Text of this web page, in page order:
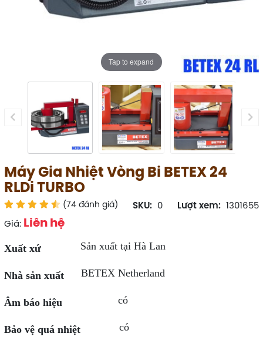
Tap to expand
Máy Gia Nhiệt Vòng Bi BETEX 24
RLDi TURBO
(74 đánh giá) SKU: 0 Lượt xem:
1301655
Giá: Liên hệ
Xuất xứ Sản xuất tại Hà Lan
Nhà sản xuất BETEX Netherland
Âm báo hiệu có
Bảo vệ quá nhiệt có